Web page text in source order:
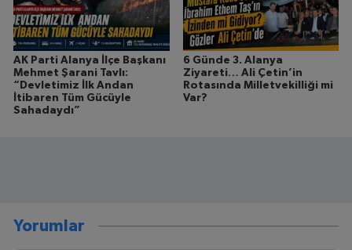
AK Parti Alanya İlçe Başkanı
Mehmet Şarani Tavlı:
“Devletimiz İlk Andan
İtibaren Tüm Gücüyle
Sahadaydı”
6 Günde 3. Alanya
Ziyareti… Ali Çetin’in
Rotasında Milletvekilliği mi
Var?
Yorumlar